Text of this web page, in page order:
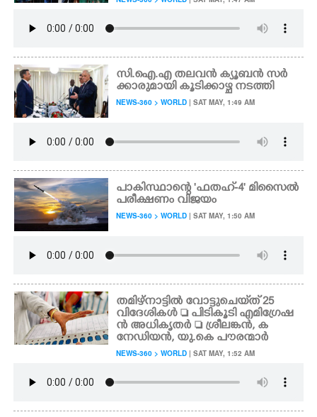
സി.ഐ.എ തലവൻ ക്യൂബൻ സർ
ക്കാരുമായി കൂടിക്കാഴ്ച നടത്തി
NEWS-360 > WORLD | SAT MAY, 1:49 AM
പാകിസ്ഥാന്റെ 'ഫതഹ്-4' മിസൈൽ
പരീക്ഷണം വിജയം
NEWS-360 > WORLD | SAT MAY, 1:50 AM
തമിഴ്നാട്ടിൽ വോട്ടുചെയ്‌ത് 25
വിദേശികൾ  പിടികൂടി എമിഗ്രേഷ
ൻ അധികൃതർ  ശ്രീലങ്കൻ,​ ക
നേഡിയൻ,​ യു.കെ പൗരന്മാർ
NEWS-360 > WORLD | SAT MAY, 1:52 AM